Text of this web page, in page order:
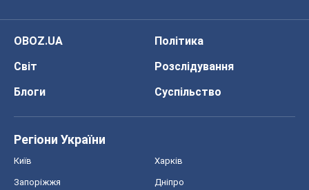
OBOZ.UA
Політика
Світ
Розслідування
Блоги
Суспільство
Регіони України
Київ Харків
Запоріжжя Дніпро